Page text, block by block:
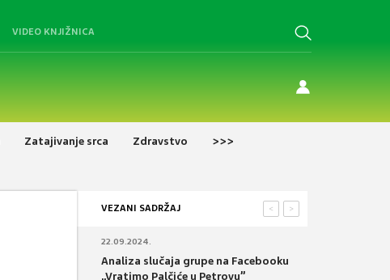
VIDEO KNJIŽNICA
Zatajivanje srca Zdravstvo >>>
VEZANI SADRŽAJ >
<
22.09.2024.
Analiza slučaja grupe na Facebooku
„Vratimo Palčiće u Petrovu”